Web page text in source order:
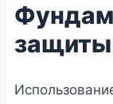
защиты